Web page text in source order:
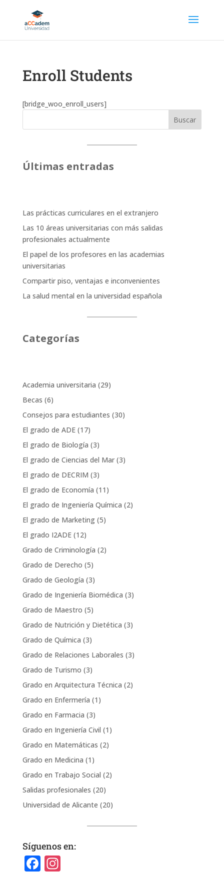
Enroll Students
[bridge_woo_enroll_users]
Buscar
Últimas entradas
Las prácticas curriculares en el extranjero
Las 10 áreas universitarias con más salidas
profesionales actualmente
El papel de los profesores en las academias
universitarias
Compartir piso, ventajas e inconvenientes
La salud mental en la universidad española
Categorías
Academia universitaria (29)
Becas (6)
Consejos para estudiantes (30)
El grado de ADE(17)
El grado de Biología (3)
El grado de Ciencias del Mar(3)
El grado de DECRIM (3)
El grado de Economía (11)
El grado de Ingeniería Química (2)
El grado de Marketing(5)
El grado I2ADE(12)
Grado de Criminología (2)
Grado de Derecho (5)
Grado de Geología (3)
Grado de Ingeniería Biomédica (3)
Grado de Maestro (5)
Grado de Nutrición y Dietética (3)
Grado de Química (3)
Grado de Relaciones Laborales (3)
Grado de Turismo (3)
Grado en Arquitectura Técnica (2)
Grado en Enfermería (1)
Grado en Farmacia (3)
Grado en Ingeniería Civil (1)
Grado en Matemáticas (2)
Grado en Medicina (1)
Grado en Trabajo Social (2)
Salidas profesionales (20)
Universidad de Alicante (20)
Síguenos en:
F In